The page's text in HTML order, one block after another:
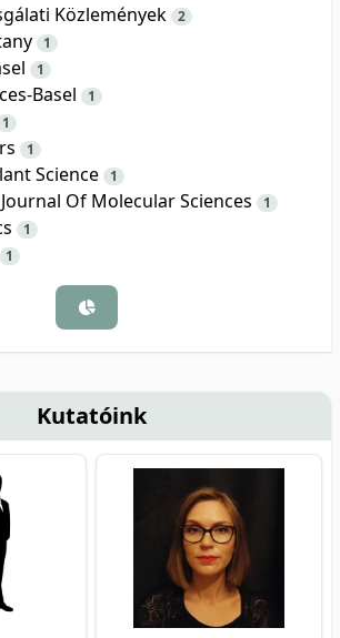
Közlemények 2
1
1
Basel 1
1
1
Science 1
Of Molecular Sciences 1
1
1
Kutatóink